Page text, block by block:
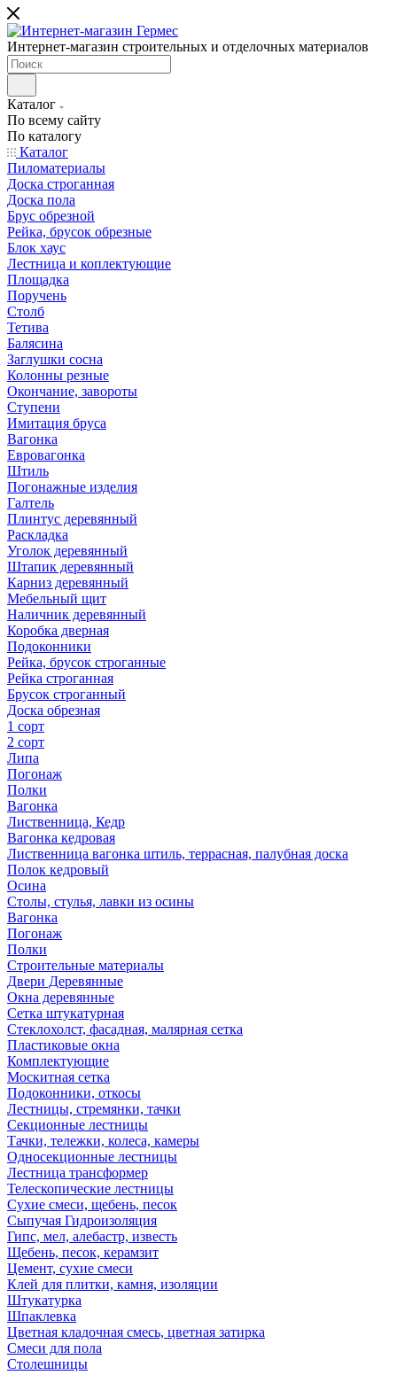
Интернет-магазин строительных и отделочных материалов
Каталог
По всему сайту
По каталогу
Каталог
Пиломатериалы
Доска строганная
Доска пола
Брус обрезной
Рейка, брусок обрезные
Блок хаус
Лестница и коплектующие
Площадка
Поручень
Столб
Тетива
Балясина
Заглушки сосна
Колонны резные
Окончание, завороты
Ступени
Имитация бруса
Вагонка
Евровагонка
Штиль
Погонажные изделия
Галтель
Плинтус деревянный
Раскладка
Уголок деревянный
Штапик деревянный
Карниз деревянный
Мебельный щит
Наличник деревянный
Коробка дверная
Подоконники
Рейка, брусок строганные
Рейка строганная
Брусок строганный
Доска обрезная
1 сорт
2 сорт
Липа
Погонаж
Полки
Вагонка
Лиственница, Кедр
Вагонка кедровая
Лиственница вагонка штиль, террасная, палубная доска
Полок кедровый
Осина
Столы, стулья, лавки из осины
Вагонка
Погонаж
Полки
Строительные материалы
Двери Деревянные
Окна деревянные
Сетка штукатурная
Стеклохолст, фасадная, малярная сетка
Пластиковые окна
Комплектующие
Москитная сетка
Подоконники, откосы
Лестницы, стремянки, тачки
Секционные лестницы
Тачки, тележки, колеса, камеры
Односекционные лестницы
Лестница трансформер
Телескопические лестницы
Сухие смеси, щебень, песок
Сыпучая Гидроизоляция
Гипс, мел, алебастр, известь
Щебень, песок, керамзит
Цемент, сухие смеси
Клей для плитки, камня, изоляции
Штукатурка
Шпаклевка
Цветная кладочная смесь, цветная затирка
Смеси для пола
Столешницы